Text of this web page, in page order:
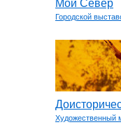
Мой Север
Городской
Художественный